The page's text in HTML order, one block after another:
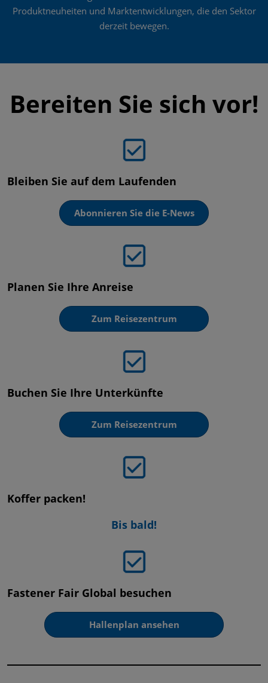
Produktneuheiten und Marktentwicklungen, die den Sektor
derzeit bewegen.
Bereiten Sie sich vor!
Bleiben Sie auf dem Laufenden
Abonnieren Sie die E-News
Planen Sie Ihre Anreise
Zum Reisezentrum
Buchen Sie Ihre Unterkünfte
Zum Reisezentrum
Koffer packen!
Bis bald!
Fastener Fair Global besuchen
Hallenplan ansehen